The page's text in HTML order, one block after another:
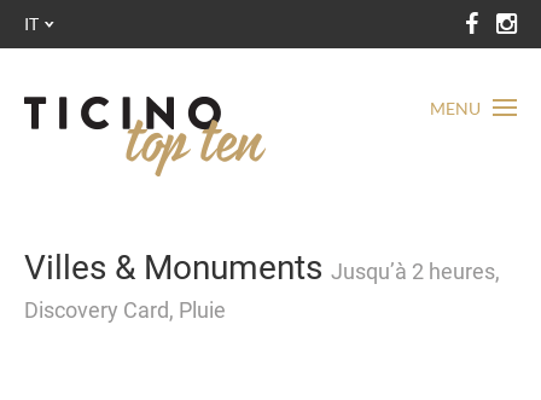
MENU
IT
Villes & Monuments Jusqu’à 2 heures,
Discovery Card, Pluie